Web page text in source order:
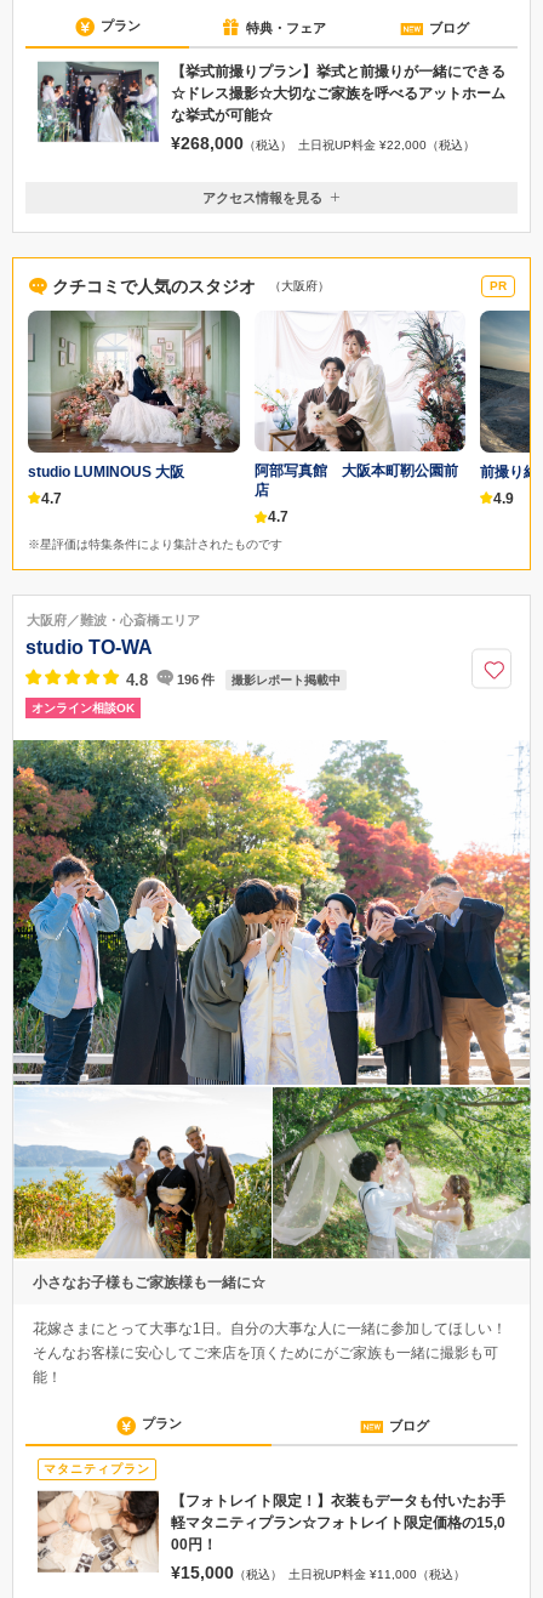
プラン 特典・フェア ブログ
【挙式前撮りプラン】挙式と前撮りが一緒にできる
☆ドレス撮影☆大切なご家族を呼べるアットホーム
な挙式が可能☆
¥268,000 （税込） 土日祝UP料金 ¥22,000（税込）
大阪府大阪市中央区内本町２丁目4−12 中央内本町ビル8階
より徒歩6分
06-6945-7501
アクセス情報を見る
クチコミで人気のスタジオ （大阪府） PR
studio LUMINOUS 大阪
4.7
阿部写真館 大阪本町靭公園前
店
4.7
前撮り
4.9
※星評価は特集条件により集計されたものです
大阪府／難波・心斎橋エリア
studio TO-WA
4.8 196件 撮影レポート掲載中
オンライン相談OK
小さなお子様もご家族様も一緒に☆
花嫁さまにとって大事な1日。自分の大事な人に一緒に参加してほしい！
そんなお客様に安心してご来店を頂くためにがご家族も一緒に撮影も可
能！
プラン ブログ
マタニティプラン
【フォトレイト限定！】衣装もデータも付いたお手
軽マタニティプラン☆フォトレイト限定価格の15,0
00円！
¥15,000 （税込） 土日祝UP料金 ¥11,000（税込）